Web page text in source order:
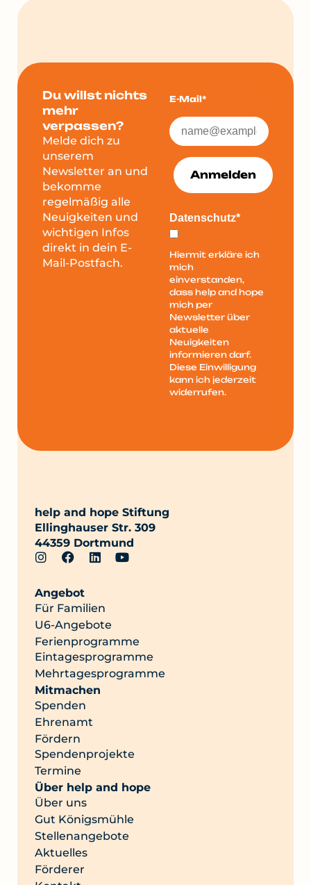
Du willst nichts
mehr
verpassen?
Melde dich zu
unserem
Newsletter an und
bekomme
regelmäßig alle
Neuigkeiten und
wichtigen Infos
direkt in dein E-
Mail-Postfach.
E-Mail*
Anmelden
Datenschutz*
Hiermit erkläre ich
mich
einverstanden,
dass help and hope
mich per
Newsletter über
aktuelle
Neuigkeiten
informieren darf.
Diese Einwilligung
kann ich jederzeit
widerrufen.
help and hope Stiftung
Ellinghauser Str. 309
44359 Dortmund
Angebot
Für Familien
U6-Angebote
Ferienprogramme
Eintagesprogramme
Mehrtagesprogramme
Mitmachen
Spenden
Ehrenamt
Fördern
Spendenprojekte
Termine
Über help and hope
Über uns
Gut Königsmühle
Stellenangebote
Aktuelles
Förderer